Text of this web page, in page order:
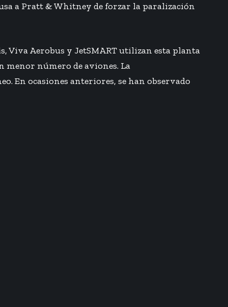
a Pratt & Whitney de forzar la paralización
Viva Aerobus y JetSMART utilizan esta planta
menor número de aviones. La
En ocasiones anteriores, se han observado